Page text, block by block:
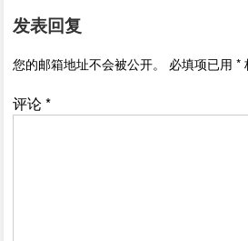
发表回复
您的邮箱地址不会被公开。 必填项已用*
评论*